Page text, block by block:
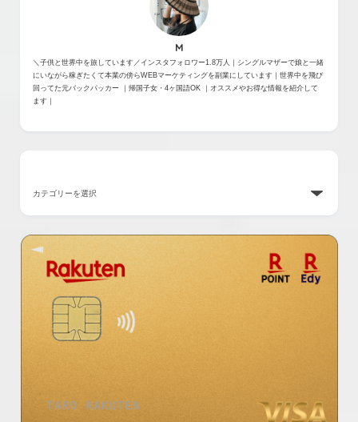
M
＼子供と世界中を旅しています／インスタフォロワー1.8万人｜シングルマザーで娘と一緒
にいながら稼ぎたくて本業の傍らWEBマーケティングを副業にしています｜世界中を飛び
回ってた元バックパッカー ｜帰国子女・4ヶ国語OK ｜オススメやお得な情報を紹介して
ます｜